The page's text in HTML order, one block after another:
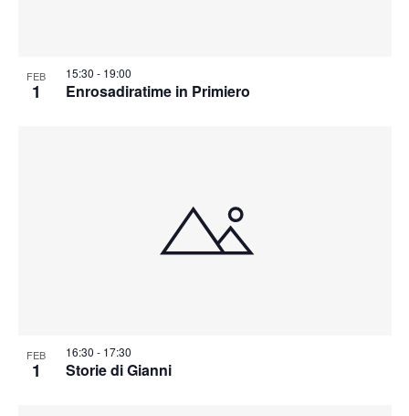
FEB
1 Enrosadiratime in Primiero
15:30 - 19:00
FEB
1 Storie di Gianni
16:30 - 17:30